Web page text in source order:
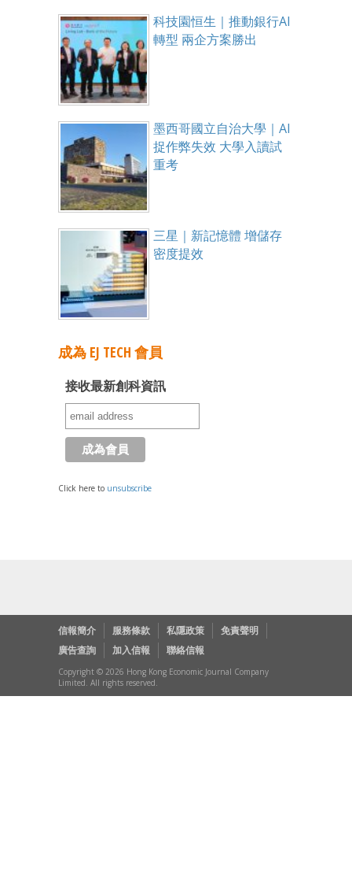
科技園恒生｜推動銀行AI
轉型 兩企方案勝出
墨西哥國立自治大學｜AI
捉作弊失效 大學入讀試
重考
三星｜新記憶體 增儲存
密度提效
成為 EJ TECH 會員
接收最新創科資訊
Click here to unsubscribe
信報簡介 服務條款 私隱政策
免責聲明
廣告查詢
加入信報 聯絡信報
Copyright © 2026 Hong Kong Economic Journal Company
Limited. All rights reserved.